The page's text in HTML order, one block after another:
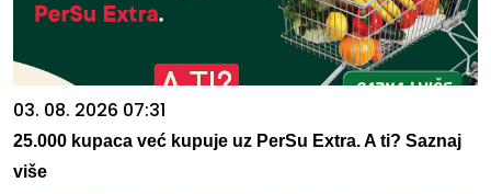
03. 08. 2026 07:31
25.000 kupaca već kupuje uz PerSu Extra. A ti? Saznaj
više